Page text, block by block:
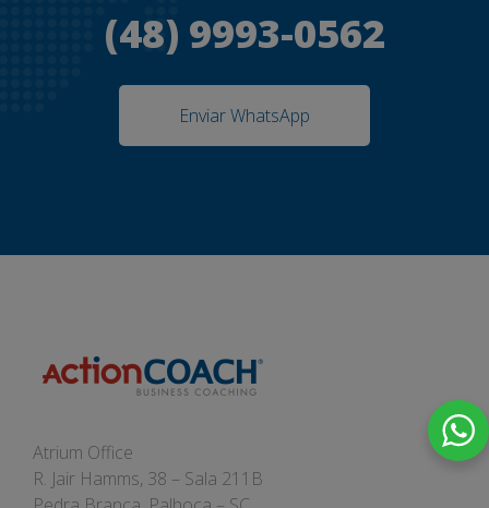
(48) 9993-0562
Enviar WhatsApp
Atrium Office
R. Jair Hamms, 38 – Sala 211B